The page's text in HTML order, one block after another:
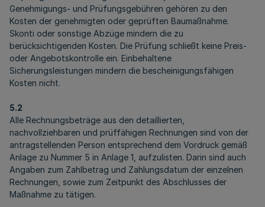
Genehmigungs- und Prüfungsgebühren gehören zu den
Kosten der genehmigten oder geprüften Baumaßnahme.
Skonti oder sonstige Abzüge mindern die zu
berücksichtigenden Kosten. Die Prüfung schließt keine Preis-
oder Angebotskontrolle ein. Einbehaltene
Sicherungsleistungen mindern die bescheinigungsfähigen
Kosten nicht.
5.2
Alle Rechnungsbeträge aus den detaillierten,
nachvollziehbaren und prüffähigen Rechnungen sind von der
antragstellenden Person entsprechend dem Vordruck gemäß
Anlage zu Nummer 5 in Anlage 1, aufzulisten. Darin sind auch
Angaben zum Zahlbetrag und Zahlungsdatum der einzelnen
Rechnungen, sowie zum Zeitpunkt des Abschlusses der
Maßnahme zu tätigen.